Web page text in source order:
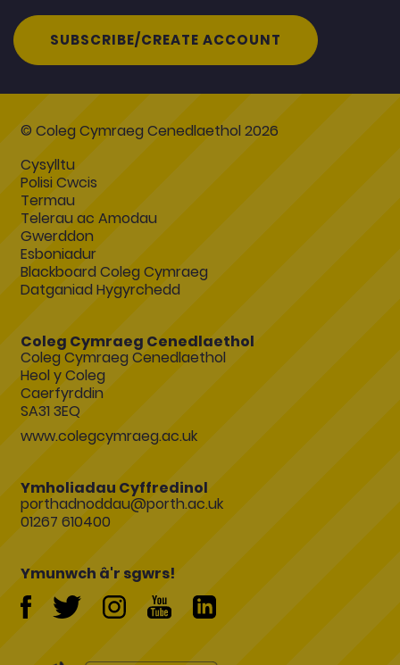
SUBSCRIBE/CREATE ACCOUNT
© Coleg Cymraeg Cenedlaethol 2026
Cysylltu
Polisi Cwcis
Termau
Telerau ac Amodau
Gwerddon
Esboniadur
Blackboard Coleg Cymraeg
Datganiad Hygyrchedd
Coleg Cymraeg Cenedlaethol
Coleg Cymraeg Cenedlaethol
Heol y Coleg
Caerfyrddin
SA31 3EQ
www.colegcymraeg.ac.uk
Ymholiadau Cyffredinol
porthadnoddau@porth.ac.uk
01267 610400
Ymunwch â'r sgwrs!